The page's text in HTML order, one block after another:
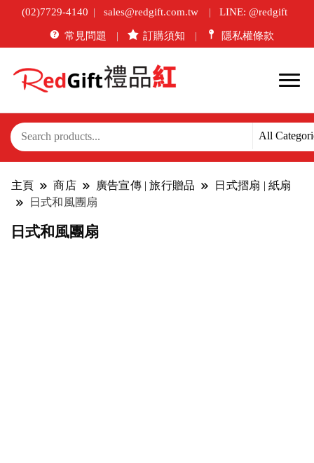
(02)7729-4140 sales@redgift.com.tw LINE: @redgift
常見問題 訂購須知 隱私權條款
主頁 商店 廣告宣傳 | 旅行贈品
日式摺扇 | 紙扇
日式和風團扇
日式和風團扇